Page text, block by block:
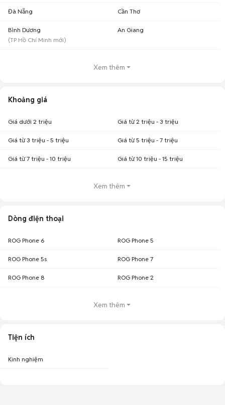
Đà Nẵng Cần Thơ
Bình Dương
(TP Hồ Chí Minh mới)
An Giang
Xem thêm
Khoảng giá
Giá dưới 2 triệu Giá từ 2 triệu - 3 triệu
Giá từ 3 triệu - 5 triệu Giá từ 5 triệu - 7 triệu
Giá từ 7 triệu - 10 triệu Giá từ 10 triệu - 15 triệu
Xem thêm
Dòng điện thoại
ROG Phone 6 ROG Phone 5
ROG Phone 5s ROG Phone 7
ROG Phone 8 ROG Phone 2
Xem thêm
Tiện ích
Kinh nghiệm